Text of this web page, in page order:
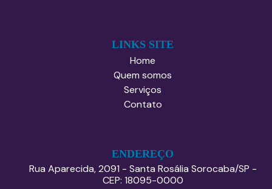
LINKS SITE
Home
Quem somos
Serviços
Contato
ENDEREÇO
Rua Aparecida, 2091 - Santa Rosália Sorocaba/SP -
CEP: 18095-0000